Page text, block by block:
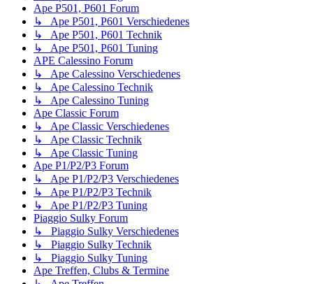
Ape P501, P601 Forum
↳ Ape P501, P601 Verschiedenes
↳ Ape P501, P601 Technik
↳ Ape P501, P601 Tuning
APE Calessino Forum
↳ Ape Calessino Verschiedenes
↳ Ape Calessino Technik
↳ Ape Calessino Tuning
Ape Classic Forum
↳ Ape Classic Verschiedenes
↳ Ape Classic Technik
↳ Ape Classic Tuning
Ape P1/P2/P3 Forum
↳ Ape P1/P2/P3 Verschiedenes
↳ Ape P1/P2/P3 Technik
↳ Ape P1/P2/P3 Tuning
Piaggio Sulky Forum
↳ Piaggio Sulky Verschiedenes
↳ Piaggio Sulky Technik
↳ Piaggio Sulky Tuning
Ape Treffen, Clubs & Termine